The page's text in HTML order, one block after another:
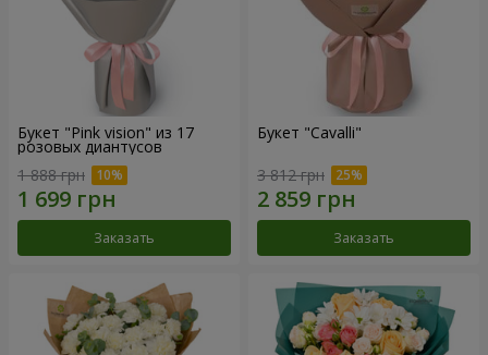
Букет "Pink vision" из 17
розовых диантусов
1 888 грн
Заказать
Букет "Cаvalli"
3 812 грн
Заказать